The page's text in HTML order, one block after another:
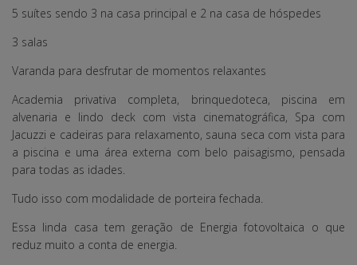
5 suítes sendo 3 na casa principal e 2 na casa de hóspedes
3 salas
Varanda para desfrutar de momentos relaxantes
Academia privativa completa, brinquedoteca, piscina em
alvenaria e lindo deck com vista cinematográfica, Spa com
Jacuzzi e cadeiras para relaxamento, sauna seca com vista para
a piscina e uma área externa com belo paisagismo, pensada
para todas as idades.
Tudo isso com modalidade de porteira fechada.
Essa linda casa tem geração de Energia fotovoltaica o que
reduz muito a conta de energia.